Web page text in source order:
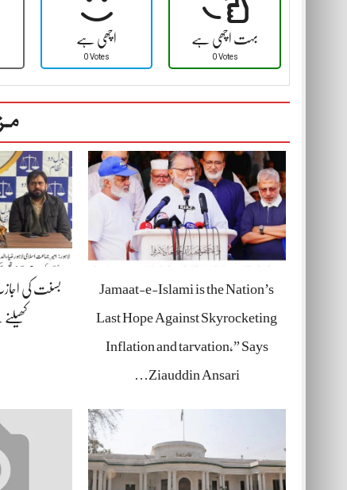
اچھی ہے
0 Votes
بہت اچھی ہے
0 Votes
Jamaat-e-Islami is the Nation’s
Last Hope Against Skyrocketing
Inflation and tarvation,” Says
Ziauddin Ansari…
بسنت کی